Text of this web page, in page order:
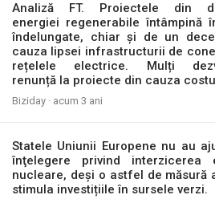
Analiză FT. Proiectele din
energiei regenerabile întâmpină
îndelungate, chiar și de un
cauza lipsei infrastructurii de
rețelele electrice. Mulți
renunță la proiecte din cauza
Biziday · acum 3 ani
Statele Uniunii Europene nu au
înţelegere privind interzicerea
nucleare, deși o astfel de măsură
stimula investițiile în sursele verzi.